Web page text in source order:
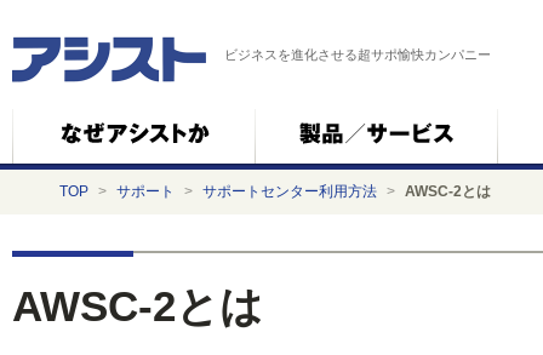
ビジネスを進化させる超サポ愉快カンパニー
TOP > サポート > サポートセンター利用方法 > AWSC-2とは
AWSC-2とは